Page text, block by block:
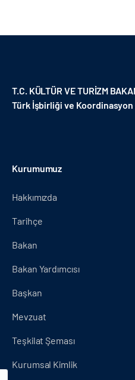
T.C. KÜLTÜR VE TURİZM
Türk İşbirliği ve Koordinasyon
Kurumumuz
Hakkımızda
Tarihçe
Bakan
Bakan Yardımcısı
Başkan
Mevzuat
Teşkilat Şeması
Kurumsal Kimlik